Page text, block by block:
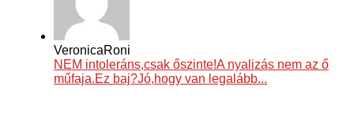
VeronicaRoni
NEM intoleráns,csak őszinte!A nyalizás nem az ő
műfaja.Ez baj?Jó,hogy van legalább...